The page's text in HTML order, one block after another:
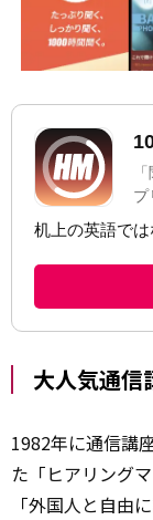
大人気通信
1982年に通信講
た「ヒアリングマ
「外国人と自由